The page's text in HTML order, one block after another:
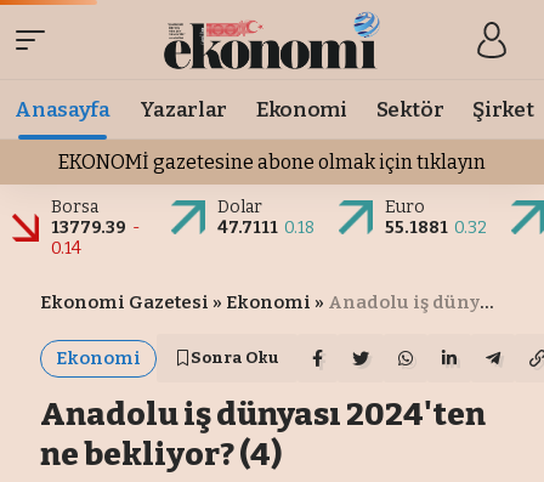
Anasayfa Yazarlar Ekonomi Sektör Şirket
EKONOMİ gazetesine abone olmak için tıklayın
Borsa
13779.39 -
0.14
Dolar
47.7111 0.18
Euro
55.1881 0.32
Ekonomi Gazetesi » Ekonomi » Anadolu iş dünyası 2024'ten ne bekliyor? (4)
Ekonomi Sonra Oku
Anadolu iş dünyası 2024'ten
ne bekliyor? (4)